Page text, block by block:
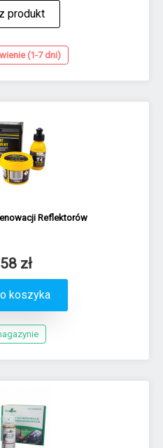
produkt
(1-7 dni)
Reflektorów
zł
koszyka